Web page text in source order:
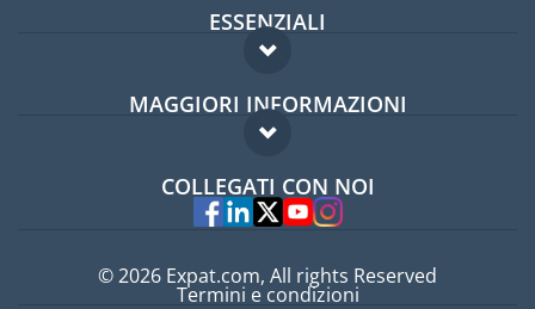
ESSENZIALI
Forum per expat
Guida per expat
MAGGIORI INFORMAZIONI
Domande frequenti
Esperti
COLLEGATI CON NOI
© 2026 Expat.com, All rights Reserved
Termini e condizioni